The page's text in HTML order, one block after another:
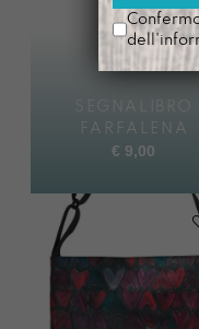
SEGNALIBRO
FARFALENA
€ 9,00